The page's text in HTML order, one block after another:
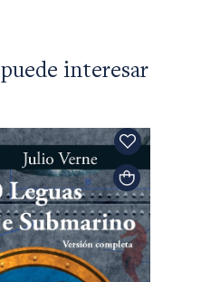
interesar